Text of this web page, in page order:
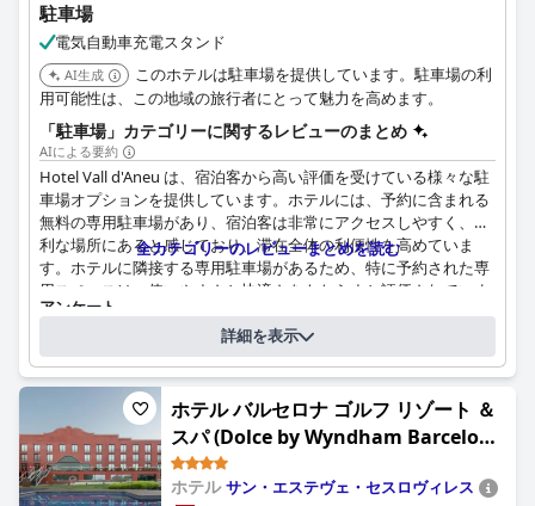
駐車場
電気自動車充電スタンド
AI生成
このホテルは駐車場を提供しています。駐車場の利
用可能性は、この地域の旅行者にとって魅力を高めます。
「駐車場」カテゴリーに関するレビューのまとめ
AIによる要約
Hotel Vall d'Aneu は、宿泊客から高い評価を受けている様々な駐
車場オプションを提供しています。ホテルには、予約に含まれる
無料の専用駐車場があり、宿泊客は非常にアクセスしやすく、便
利な場所にあると感じており、滞在全体の利便性を高めていま
す。ホテルに隣接する専用駐車場があるため、特に予約された専
用スペースは、使いやすさと快適さをもたらすと評価されていま
す。
さらに、ホテルには電気自動車充電器を備えた駐車スペースがあ
り、環境意識の高い旅行者にとって魅力的です。駐車場が満車に
なることがあるものの、全体的な意見としては、追加料金なしで
利用できる、広くて手間のかからない駐車場があることが強調さ
れています。この特徴は、ホテルの中心的なロケーションを補完
し、車で旅行する宿泊客にとって好ましい選択肢となる、注目す
べき利点となっています。
全カテゴリーのレビューまとめを読む
アンケート
上記の質問にホテルが回答されました
駐車スペースの位置：
屋外で、屋根なし（敷地内）. 駐車場の台数：35
障害者などの優先駐車スペースの数：
1
駐車の料金
無料で
詳細を表示
ホテル バルセロナ ゴルフ リゾート ＆
スパ (Dolce by Wyndham Barcelona
Resort 4 Sup)
ホテルサン・エステヴェ・セスロヴィレス